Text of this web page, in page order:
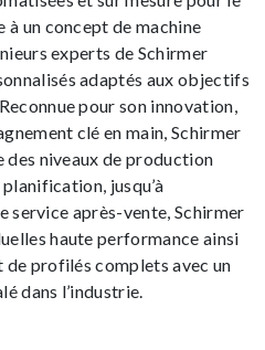
un concept de machine
experts de Schirmer
adaptés aux objectifs
pour son innovation,
clé en main, Schirmer
niveaux de production
jusqu’à
service après-vente, Schirmer
haute performance ainsi
profilés complets avec un
dans l’industrie.